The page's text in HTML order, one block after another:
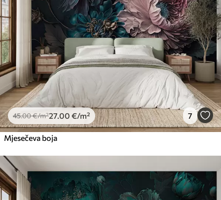
Premium vinil
.6740.00 €/m²
Peel and Stick
81 .6749.00 € /m²
45.00€/m²27 .00 €/m² 7
Mjesečeva boja